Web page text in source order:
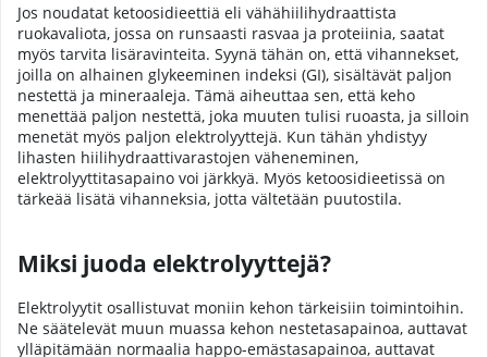
Jos noudatat ketoosidieettiä eli vähähiilihydraattista
ruokavaliota, jossa on runsaasti rasvaa ja proteiinia, saatat
myös tarvita lisäravinteita. Syynä tähän on, että vihannekset,
joilla on alhainen glykeeminen indeksi (GI), sisältävät paljon
nestettä ja mineraaleja. Tämä aiheuttaa sen, että keho
menettää paljon nestettä, joka muuten tulisi ruoasta, ja silloin
menetät myös paljon elektrolyyttejä. Kun tähän yhdistyy
lihasten hiilihydraattivarastojen väheneminen,
elektrolyyttitasapaino voi järkkyä. Myös ketoosidieetissä on
tärkeää lisätä vihanneksia, jotta vältetään puutostila.
Miksi juoda elektrolyyttejä?
Elektrolyytit osallistuvat moniin kehon tärkeisiin toimintoihin.
Ne säätelevät muun muassa kehon nestetasapainoa, auttavat
ylläpitämään normaalia happo-emästasapainoa, auttavat